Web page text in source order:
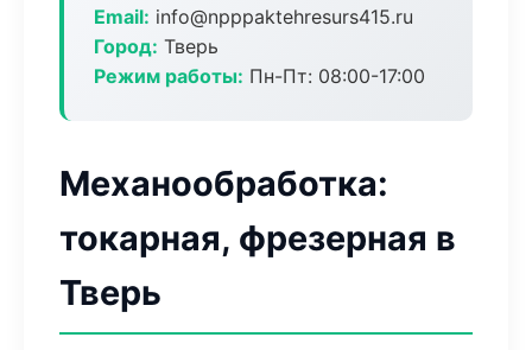
Email: info@npppaktehresurs415.ru
Город: Тверь
Режим работы: Пн-Пт: 08:00-17:00
Механообработка:
токарная, фрезерная в
Тверь